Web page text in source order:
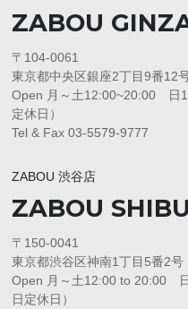
ZABOU
〒104-0061
東京都中央区銀座2丁目9番12
Open 月～土12:00~20:00 日
定休日）
Tel & Fax 03-5579-9777
ZABOU 渋谷店
ZABOU
〒150-0041
東京都渋谷区神南1丁目5番2号
Open 月～土12:00 to 20:00
日定休日）